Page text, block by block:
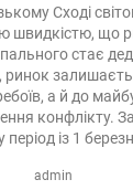
Сході
швидкістю, що
пального стає
ринок
а й до
конфлікту.
період із 1
admin